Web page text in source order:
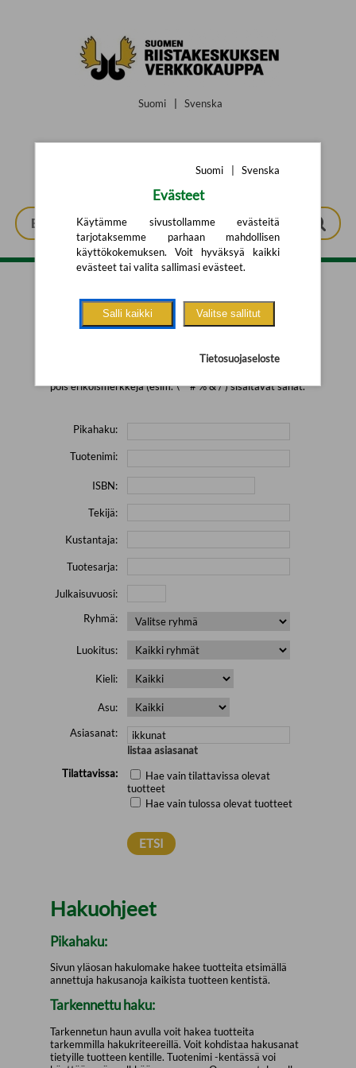
Suomi Svenska
Tarkennettu haku
pois erikoismerkkejä (esim. \' " # % & / ) sisältävät sanat.
Pikahaku:
Tuotenimi:
ISBN:
Tekijä:
Kustantaja:
Tuotesarja:
Julkaisuvuosi:
Ryhmä:
Luokitus:
Kieli:
Asu:
Asiasanat:
listaa asiasanat
Tilattavissa:
Hae vain tilattavissa olevat
tuotteet
Hae vain tulossa olevat tuotteet
Hakuohjeet
Pikahaku:
Sivun yläosan hakulomake hakee tuotteita etsimällä
annettuja hakusanoja kaikista tuotteen kentistä.
Tarkennettu haku:
Tarkennetun haun avulla voit hakea tuotteita
tarkemmilla hakukriteereillä. Voit kohdistaa hakusanat
tietyille tuotteen kentille. Tuotenimi -kentässä voi
Suomi Svenska
Evästeet
Käytämme sivustollamme evästeitä
tarjotaksemme parhaan mahdollisen
käyttökokemuksen. Voit hyväksyä kaikki
evästeet tai valita sallimasi evästeet.
Salli kaikki Valitse sallitut
Tietosuojaseloste